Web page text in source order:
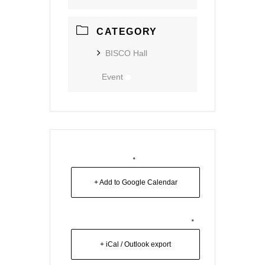
CATEGORY
BISCO Hall
Event
+ Add to Google Calendar
+ iCal / Outlook export